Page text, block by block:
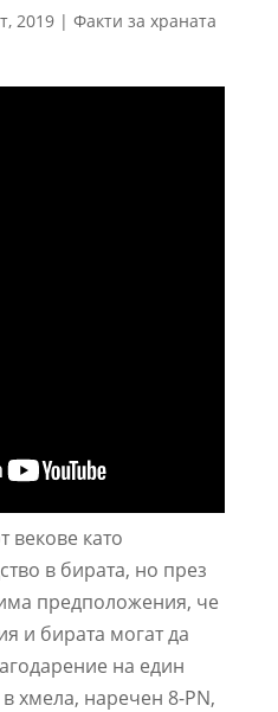
2019| Факти за храната
векове като
в бирата, но през
предположения, че
и бирата могат да
на един
хмела, наречен 8-PN,